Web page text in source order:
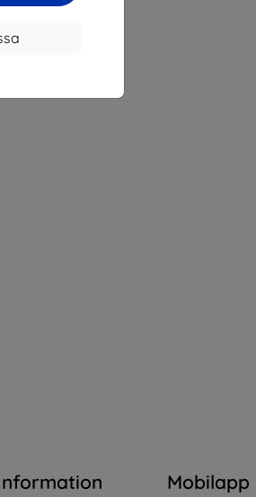
Mobilapp